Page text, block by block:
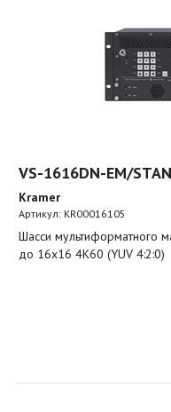
VS-1616DN-EM/
Kramer
Артикул: KR00016105
Шасси мультиформатного
до 16x16 4K60 (YUV 4:2:0)